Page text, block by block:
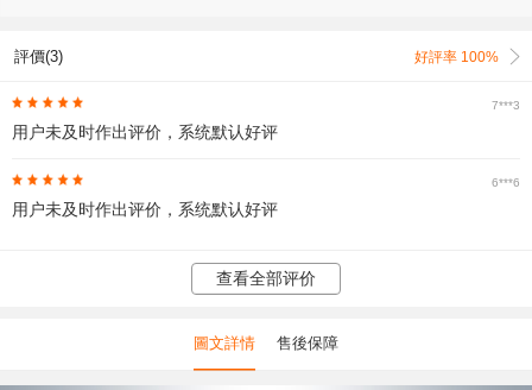
評價(3) 好評率 100%
7***3
用户未及时作出评价，系统默认好评
6***6
用户未及时作出评价，系统默认好评
查看全部评价
圖文詳情 售後保障